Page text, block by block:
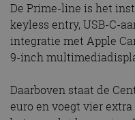
De Prime-line is het
keyless entry, USB-C-
integratie met Apple
9-inch
Daarboven staat de
euro en voegt vier